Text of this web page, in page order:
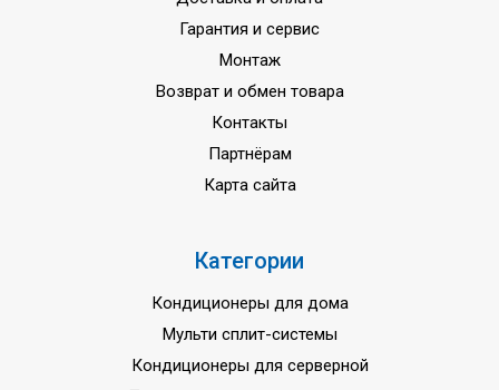
Гарантия и сервис
Монтаж
Возврат и обмен товара
Контакты
Партнёрам
Карта сайта
Категории
Кондиционеры для дома
Мульти сплит-системы
Кондиционеры для серверной